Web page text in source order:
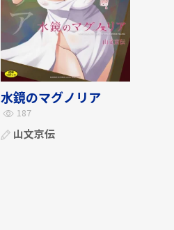
水鏡のマグノリア
187
山文京伝